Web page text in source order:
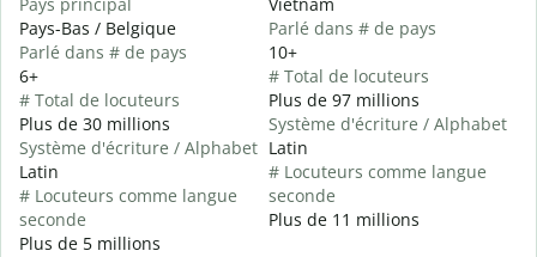
Pays-Bas / Belgique
Parlé dans # de pays
6+
# Total de locuteurs
Plus de 30 millions
Système d'écriture / Alphabet
Latin
# Locuteurs comme langue
seconde
Plus de 5 millions
Parlé dans # de pays
10+
# Total de locuteurs
Plus de 97 millions
Système d'écriture / Alphabet
Latin
# Locuteurs comme langue
seconde
Plus de 11 millions